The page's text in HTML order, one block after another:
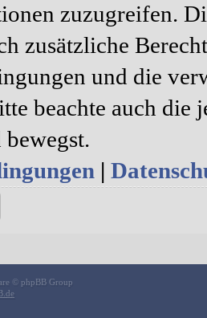
zuzugreifen.
zusätzliche
und die
beachte auch
|
© phpBB Group